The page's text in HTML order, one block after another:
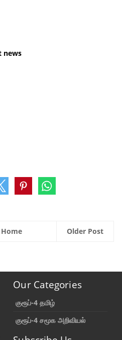
news
Older Post
Home
Our Categories
குரூப்-4 தமிழ்
குரூப்-4 சமூக அறிவியல்